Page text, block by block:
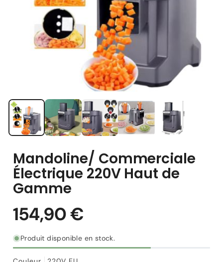
Mandoline/ Commerciale
Électrique 220V Haut de
Gamme
Produit disponible en stock.